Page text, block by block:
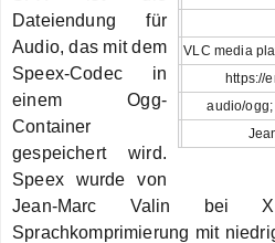
VLC media
https://
audio/
Dateiendung für
Audio, das mit dem
Speex-Codec in
einem Ogg-
Container
gespeichert wird.
Speex wurde von
Jean-Marc Valin bei
Sprachkomprimierung mit